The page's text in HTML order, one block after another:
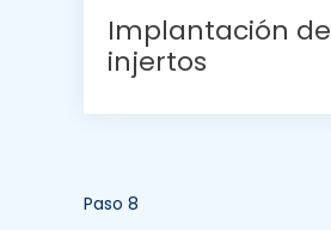
Implantación de
injertos
Paso 8